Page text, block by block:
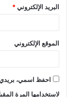
البريد الإلكتروني*
الموقع الإلكتروني
احفظ اسمي، بريدي
لاستخدامها المرة